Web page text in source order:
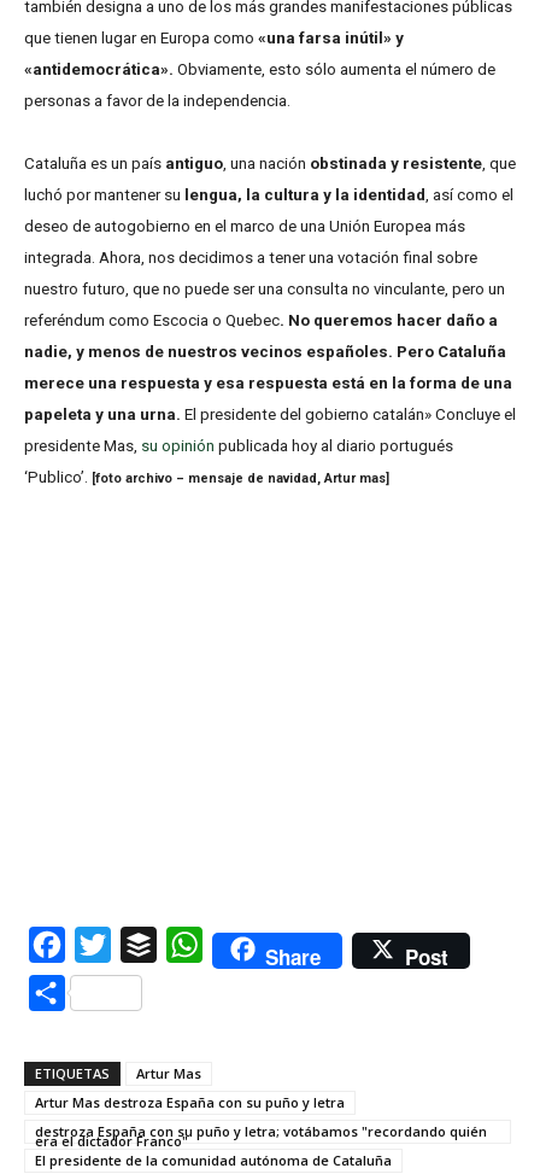
también designa a uno de los más grandes manifestaciones públicas
que tienen lugar en Europa como «una farsa inútil» y
«antidemocrática». Obviamente, esto sólo aumenta el número de
personas a favor de la independencia.
Cataluña es un país antiguo, una nación obstinada y resistente, que
luchó por mantener su lengua, la cultura y la identidad, así como el
deseo de autogobierno en el marco de una Unión Europea más
integrada. Ahora, nos decidimos a tener una votación final sobre
nuestro futuro, que no puede ser una consulta no vinculante, pero un
referéndum como Escocia o Quebec. No queremos hacer daño a
nadie, y menos de nuestros vecinos españoles. Pero Cataluña
merece una respuesta y esa respuesta está en la forma de una
papeleta y una urna. El presidente del gobierno catalán» Concluye el
presidente Mas, su opinión publicada hoy al diario portugués
‘Publico’. [foto archivo – mensaje de navidad, Artur mas]
Facebook
Twitter Buffer WhatsAppShare Post
Compartir
ETIQUETAS
Artur Mas
Artur Mas destroza España con su puño y letra
destroza España con su puño y letra; votábamos "recordando quién
era el dictador Franco"
El presidente de la comunidad autónoma de Cataluña